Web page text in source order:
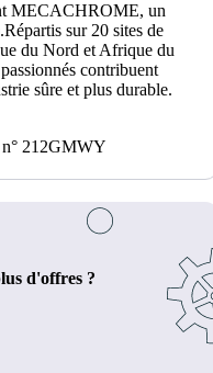
MECACHROME, un
sur 20 sites de
du Nord et Afrique du
contribuent
sûre et plus durable.
212GMWY
d'offres ?